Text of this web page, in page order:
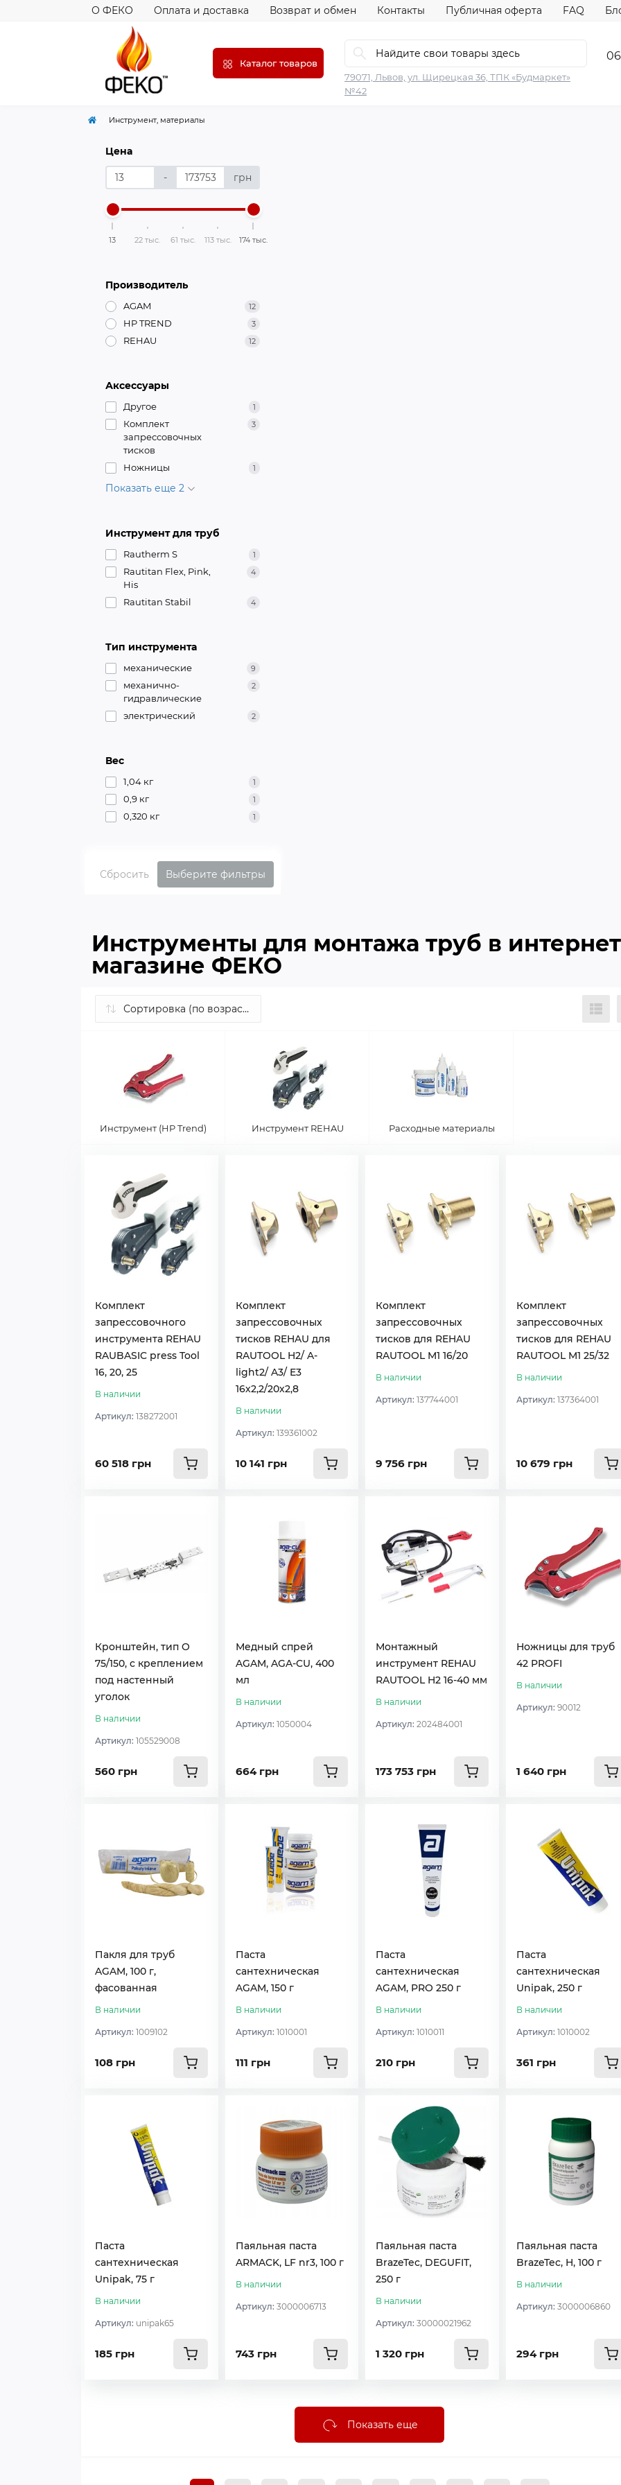
О ФЕКО Оплата и доставка Возврат и обмен Контакты Публичная оферта FAQ
Каталог товаров
79071, Львов, ул. Щирецкая 36, ТПК «Будмаркет»
№42
Инструмент, материалы
Цена
- грн
13 22 тыс. 61 тыс. 113 тыс. 174 тыс.
Производитель
AGAM 12
HP TREND 3
REHAU 12
Аксессуары
Другое 1
Комплект
запрессовочных
тисков
3
Ножницы 1
Показать еще 2
Инструмент для труб
Rautherm S 1
Rautitan Flex, Pink,
His
4
Rautitan Stabil 4
Тип инструмента
механические 9
механично-
гидравлические
2
электрический 2
Вес
1,04 кг 1
0,9 кг 1
0,320 кг 1
Сбросить Выберите фильтры
Инструменты для монтажа труб в
магазине ФЕКО
Инструмент (HP Trend) Инструмент REHAU Расходные материалы
Комплект
запрессовочного
инструмента REHAU
RAUBASIC press Tool
16, 20, 25
В наличии
Артикул: 138272001
60 518 грн
Комплект
запрессовочных
тисков REHAU для
RAUTOOL H2/ A-
light2/ A3/ E3
16х2,2/20х2,8
В наличии
Артикул: 139361002
10 141 грн
Комплект
запрессовочных
тисков для REHAU
RAUTOOL M1 16/20
В наличии
Артикул:137744001
9 756 грн
Комплект
запрессовочных
тисков для REHAU
RAUTOOL M1 25/32
В наличии
Артикул: 137364001
10 679 грн
Кронштейн, тип O
75/150, с креплением
под настенный
уголок
В наличии
Артикул: 105529008
560 грн
Медный спрей
AGAM, AGA-CU, 400
мл
В наличии
Артикул: 1050004
664 грн
Монтажный
инструмент REHAU
RAUTOOL H2 16-40 мм
В наличии
Артикул:202484001
173 753 грн
Ножницы для труб
42 PROFI
В наличии
Артикул: 90012
1 640 грн
Пакля для труб
AGAM, 100 г,
фасованная
В наличии
Артикул: 1009102
108 грн
Паста
сантехническая
AGAM, 150 г
В наличии
Артикул: 1010001
111 грн
Паста
сантехническая
AGAM, PRO 250 г
В наличии
Артикул:1010011
210 грн
Паста
сантехническая
Unipak, 250 г
В наличии
Артикул: 1010002
361 грн
Паста
сантехническая
Unipak, 75 г
В наличии
Артикул: unipak65
185 грн
Паяльная паста
ARMACK, LF nr3, 100 г
В наличии
Артикул: 3000006713
743 грн
Паяльная паста
BrazeTec, DEGUFIT,
250 г
В наличии
Артикул:30000021962
1 320 грн
Паяльная паста
BrazeTec, H, 100 г
В наличии
Артикул: 3000006860
294 грн
Показать еще